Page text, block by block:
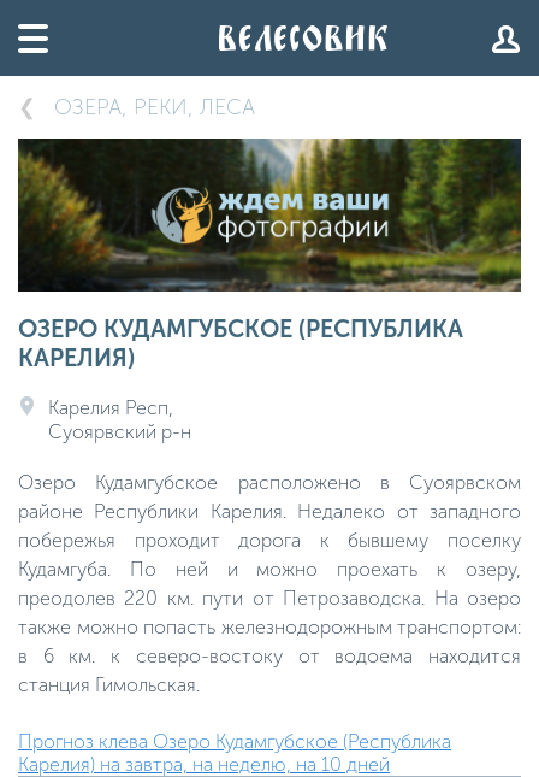
ОЗЕРА, РЕКИ, ЛЕСА
ОЗЕРО КУДАМГУБСКОЕ (РЕСПУБЛИКА
КАРЕЛИЯ)
Карелия Респ,
Суоярвский р-н
Озеро Кудамгубское расположено в Суоярвском
районе Республики Карелия. Недалеко от западного
побережья проходит дорога к бывшему поселку
Кудамгуба. По ней и можно проехать к озеру,
преодолев 220 км. пути от Петрозаводска. На озеро
также можно попасть железнодорожным транспортом:
в 6 км. к северо-востоку от водоема находится
станция Гимольская.
Прогноз клева Озеро Кудамгубское (Республика
Карелия) на завтра, на неделю, на 10 дней